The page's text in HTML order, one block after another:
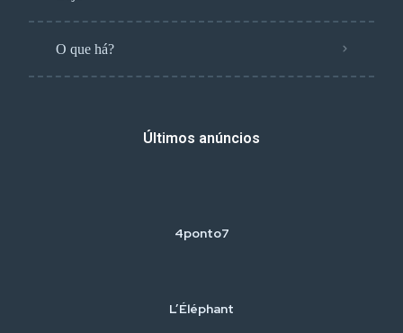
O que há?
Últimos anúncios
4ponto7
L’Éléphant